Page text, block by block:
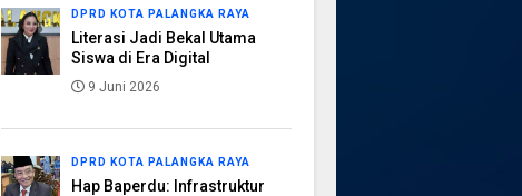
DPRD KOTA PALANGKA RAYA
Literasi Jadi Bekal Utama
Siswa di Era Digital
9 Juni 2026
DPRD KOTA PALANGKA RAYA
Hap Baperdu: Infrastruktur